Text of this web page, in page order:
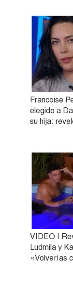
Francoise
elegido a
su hija:
VIDEO |
Ludmila y
«Volverías